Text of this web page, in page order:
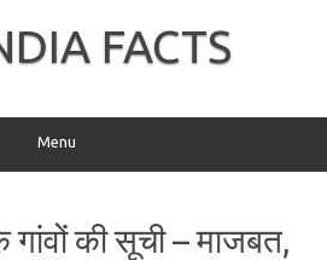
FACTS
Menu
की सूची – माजबत,